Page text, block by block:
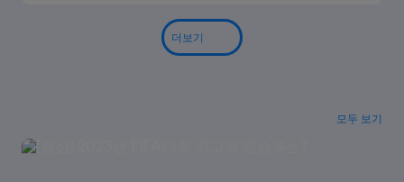
더보기
모두 보기